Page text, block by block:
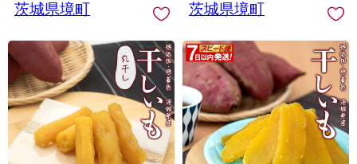
茨城県境町
茨城県境町